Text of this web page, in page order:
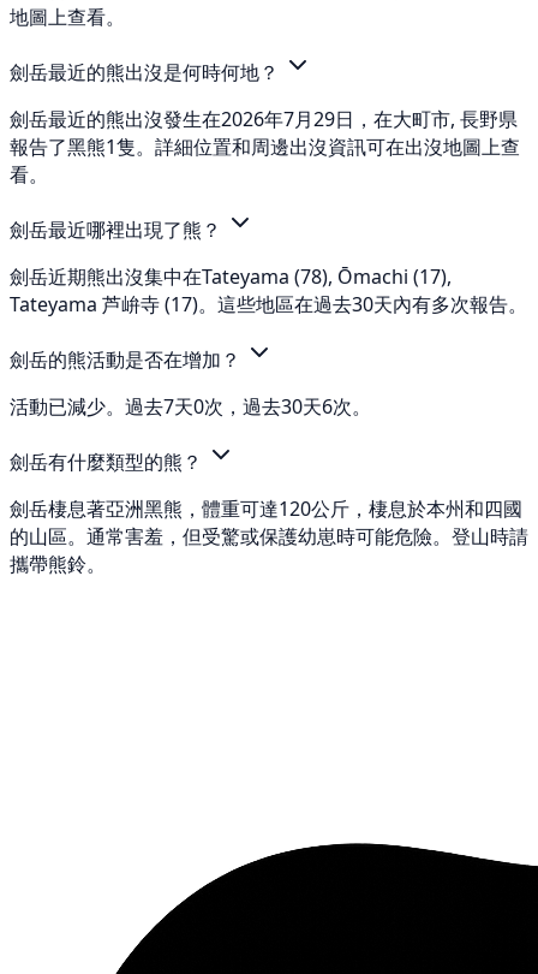
地圖上查看。
劍岳最近的熊出沒是何時何地？
劍岳最近的熊出沒發生在2026年7月29日，在大町市, 長野県
報告了黑熊1隻。詳細位置和周邊出沒資訊可在出沒地圖上查
看。
劍岳最近哪裡出現了熊？
劍岳近期熊出沒集中在Tateyama (78), Ōmachi (17),
Tateyama 芦峅寺 (17)。這些地區在過去30天內有多次報告。
劍岳的熊活動是否在增加？
活動已減少。過去7天0次，過去30天6次。
劍岳有什麼類型的熊？
劍岳棲息著亞洲黑熊，體重可達120公斤，棲息於本州和四國
的山區。通常害羞，但受驚或保護幼崽時可能危險。登山時請
攜帶熊鈴。